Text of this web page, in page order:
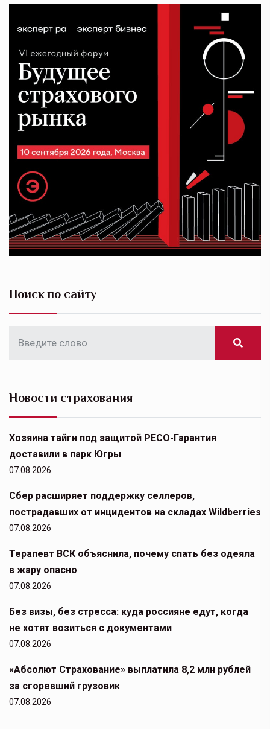
Поиск по сайту
Новости страхования
Хозяина тайги под защитой РЕСО-Гарантия
доставили в парк Югры
07.08.2026
Сбер расширяет поддержку селлеров,
пострадавших от инцидентов на складах Wildberries
07.08.2026
Терапевт ВСК объяснила, почему спать без одеяла
в жару опасно
07.08.2026
Без визы, без стресса: куда россияне едут, когда
не хотят возиться с документами
07.08.2026
«Абсолют Страхование» выплатила 8,2 млн рублей
за сгоревший грузовик
07.08.2026